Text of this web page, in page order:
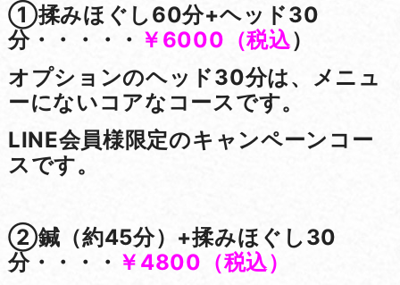
①揉みほぐし60分+ヘッド30
分・・・・・ ￥6000（税込）
オプションのヘッド30分は、メニュ
ーにないコアなコースです。
LINE会員様限定のキャンペーンコー
スです。
②鍼（約45分）+揉みほぐし30
分・・・・ ￥4800（税込）